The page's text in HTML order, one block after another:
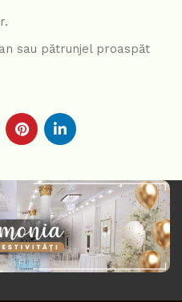
sau pătrunjel proaspăt